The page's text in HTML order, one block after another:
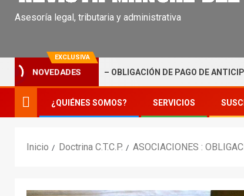
Asesoría legal, tributaria y administrativa
EXCLUSIVA
NOVEDADES
TRIBUTACIÓN – OBLIGACIÓN DE PAGO DE ANTICIPOS
¿QUIÉNES SOMOS? SERVICIOS
Inicio Doctrina C.T.C.P. ASOCIACIONES :